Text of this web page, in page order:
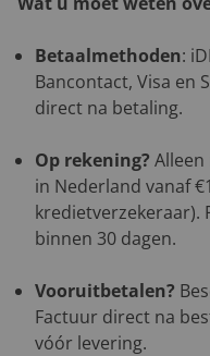
Betaalmethoden:
Bancontact, Visa en
direct na betaling.
Op rekening?
in Nederland vanaf
kredietverzekeraar).
binnen 30 dagen.
Vooruitbetalen?
Factuur direct na
vóór levering.